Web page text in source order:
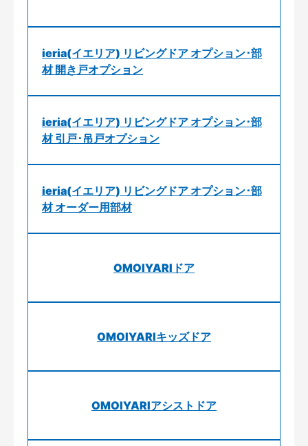
ieria(イエリア) リビングドア オプション･部
材 開き戸オプション
ieria(イエリア) リビングドア オプション･部
材 引戸･吊戸オプション
ieria(イエリア) リビングドア オプション･部
材 オーダー用部材
OMOIYARIドア
OMOIYARIキッズドア
OMOIYARIアシストドア